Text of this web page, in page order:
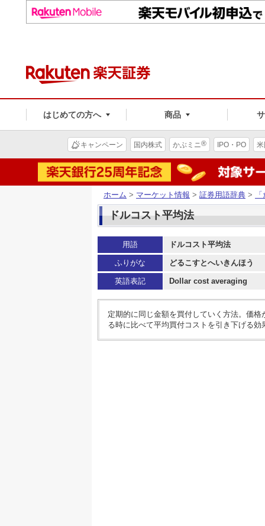
はじめての方へ 商品
キャンペーン 国内株式 かぶミニ® IPO・PO
ホーム > マーケット情報 > 証券用語辞典 >
ドルコスト平均法
用語 ドルコスト平均法
ふりがな どるこすとへいきんほう
英語表記 Dollar cost averaging
定期的に同じ金額を買付していく方法。価
る時に比べて平均買付コストを引き下げる効